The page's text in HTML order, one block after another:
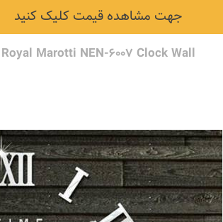
جهت مشاهده قیمت کلیک کنید
Royal Marotti NEN-6007 Clock Wall
نکات و ترفندها